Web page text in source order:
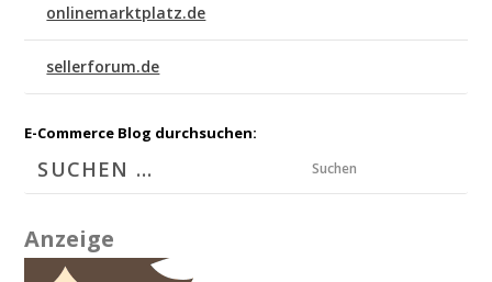
onlinemarktplatz.de
sellerforum.de
E-Commerce Blog durchsuchen:
Suchen
Anzeige